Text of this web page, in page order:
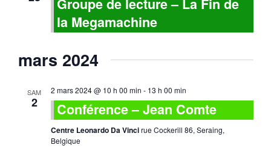
Groupe de lecture – La Fin de
la Megamachine
mars 2024
SAM
2
2 mars 2024 @ 10 h 00 min - 13 h 00 min
Conférence – Jean Comte
Centre Leonardo Da Vincirue Cockerill 86, Seraing,
Belgique